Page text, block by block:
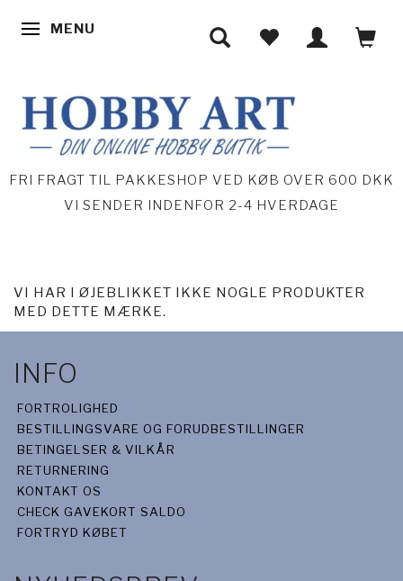
SKIFTE NAVIGATION
MENU
FRI FRAGT TIL PAKKESHOP VED KØB OVER 600 DKK
VI SENDER INDENFOR 2-4 HVERDAGE
VI HAR I ØJEBLIKKET IKKE NOGLE PRODUKTER
MED DETTE MÆRKE.
INFO
FORTROLIGHED
BESTILLINGSVARE OG FORUDBESTILLINGER
BETINGELSER & VILKÅR
RETURNERING
KONTAKT OS
CHECK GAVEKORT SALDO
FORTRYD KØBET